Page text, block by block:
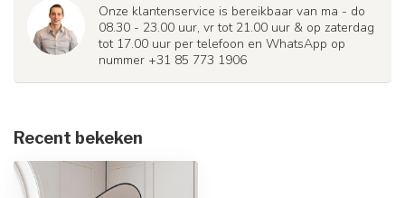
Onze klantenservice is bereikbaar van ma - do
08.30 - 23.00 uur, vr tot 21.00 uur & op zaterdag
tot 17.00 uur per telefoon en WhatsApp op
nummer +31 85 773 1906
Recent bekeken